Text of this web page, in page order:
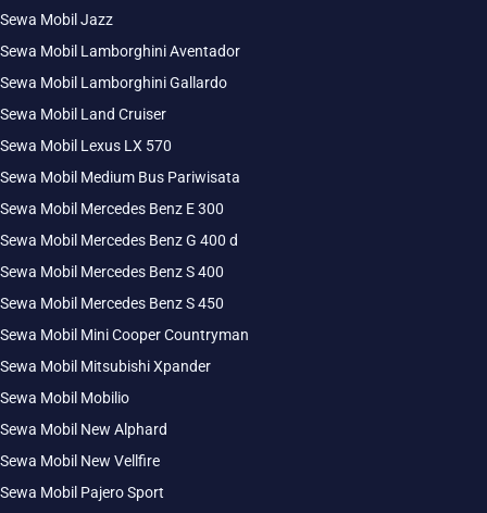
Sewa Mobil Jazz
Sewa Mobil Lamborghini Aventador
Sewa Mobil Lamborghini Gallardo
Sewa Mobil Land Cruiser
Sewa Mobil Lexus LX 570
Sewa Mobil Medium Bus Pariwisata
Sewa Mobil Mercedes Benz E 300
Sewa Mobil Mercedes Benz G 400 d
Sewa Mobil Mercedes Benz S 400
Sewa Mobil Mercedes Benz S 450
Sewa Mobil Mini Cooper Countryman
Sewa Mobil Mitsubishi Xpander
Sewa Mobil Mobilio
Sewa Mobil New Alphard
Sewa Mobil New Vellfire
Sewa Mobil Pajero Sport